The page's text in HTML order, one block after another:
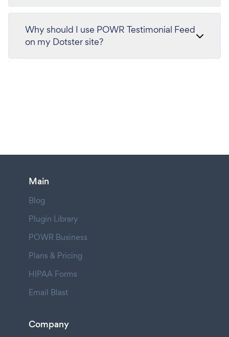
Why should I use POWR Testimonial Feed
on my Dotster site?
Main
Blog
Plugin Library
POWR Business
Plans & Pricing
HIPAA Forms
Email Blast
Company